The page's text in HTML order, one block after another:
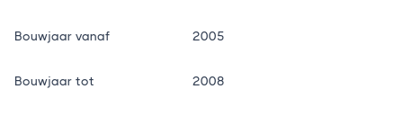
Bouwjaar vanaf 2005
Bouwjaar tot 2008